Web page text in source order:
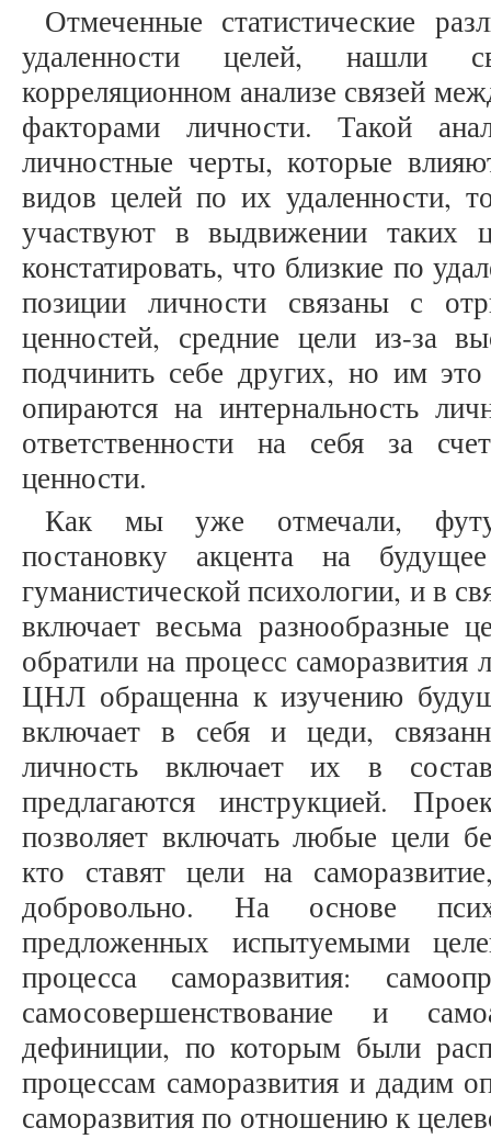
Отмеченные статистические
удаленности целей, нашли
корреляционном анализе связей
факторами личности. Такой
личностные черты, которые
видов целей по их удаленности,
участвуют в выдвижении
констатировать, что близкие по
позиции личности связаны с
ценностей, средние цели из-за
подчинить себе других, но им
опираются на интернальность
ответственности на себя за
ценности.
Как мы уже отмечали,
постановку акцента на
гуманистической психологии, и в
включает весьма разнообразные
обратили на процесс
ЦНЛ обращенна к изучению
включает в себя и цеди,
личность включает их в
предлагаются инструкцией.
позволяет включать любые цели
кто ставят цели на
добровольно. На основе
предложенных испытуемыми
процесса саморазвития:
самосовершенствование и
дефиниции, по которым были
процессам саморазвития и дадим
саморазвития по отношению к